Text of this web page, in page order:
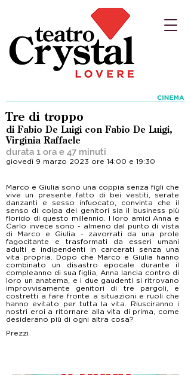
Tre di troppo
di Fabio De Luigi con Fabio De Luigi,
Virginia Raffaele
durata 1 ora e 47 minuti
giovedì 9 marzo 2023 ore 14:00 e 19:30
Marco e Giulia sono una coppia senza figli che
vive un presente fatto di bei vestiti, serate
danzanti e sesso infuocato, convinta che il
senso di colpa dei genitori sia il business più
florido di questo millennio. I loro amici Anna e
Carlo invece sono - almeno dal punto di vista
di Marco e Giulia - zavorrati da una prole
fagocitante e trasformati da esseri umani
adulti e indipendenti in carcerati senza una
vita propria. Dopo che Marco e Giulia hanno
combinato un disastro epocale durante il
compleanno di sua figlia, Anna lancia contro di
loro un anatema, e i due gaudenti si ritrovano
improvvisamente genitori di tre pargoli, e
costretti a fare fronte a situazioni e ruoli che
hanno evitato per tutta la vita. Riusciranno i
nostri eroi a ritornare alla vita di prima, come
desiderano più di ogni altra cosa?
Prezzi